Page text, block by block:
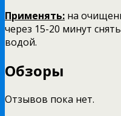
Применять: на
через 15-20 минут
водой.
Обзоры
Отзывов пока нет.